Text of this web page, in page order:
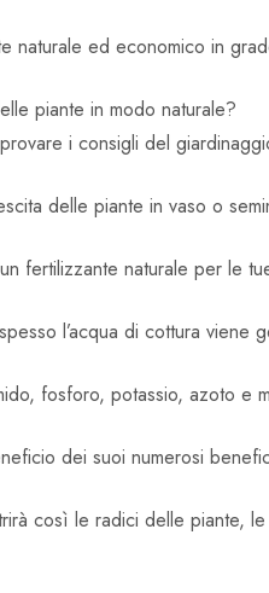
naturale ed economico in
piante in modo naturale?
i consigli del
delle piante in vaso o
fertilizzante naturale per le
l’acqua di cottura
fosforo, potassio, azoto e
dei suoi numerosi
così le radici delle piante,